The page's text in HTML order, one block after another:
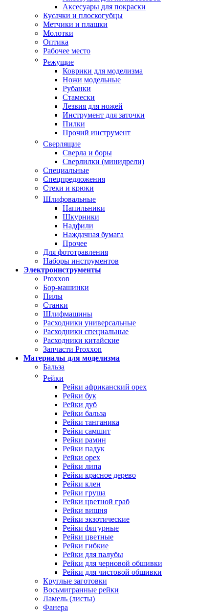
Аксесуары для покраски
Кусачки и плоскогубцы
Метчики и плашки
Молотки
Оптика
Рабочее место
Режущие
Коврики для моделизма
Ножи модельные
Рубанки
Стамески
Лезвия для ножей
Инструмент для заточки
Пилки
Прочий инструмент
Сверлящие
Сверла и боры
Сверлилки (минидрели)
Специальные
Спецпредложения
Стеки и крюки
Шлифовальные
Напильники
Шкурники
Надфили
Наждачная бумага
Прочее
Для фототравления
Наборы инструментов
Электроинструменты
Proxxon
Бор-машинки
Пилы
Станки
Шлифмашины
Расходники универсальные
Расходники специальные
Расходники китайские
Запчасти Proxxon
Материалы для моделизма
Бальза
Рейки
Рейки африканский орех
Рейки бук
Рейки дуб
Рейки бальза
Рейки танганика
Рейки самшит
Рейки рамин
Рейки падук
Рейки орех
Рейки липа
Рейки красное дерево
Рейки клен
Рейки груша
Рейки цветной граб
Рейки вишня
Рейки экзотические
Рейки фигурные
Рейки цветные
Рейки гибкие
Рейки для палубы
Рейки для черновой обшивки
Рейки для чистовой обшивки
Круглые заготовки
Восьмигранные рейки
Ламель (листы)
Фанера